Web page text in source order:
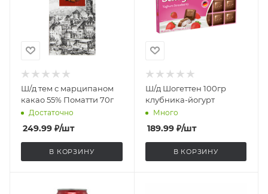
Ш/д тем с марципаном
какао 55% Поматти 70г
Достаточно
249.99 ₽/шт
В КОРЗИНУ
Ш/д Шогеттен 100гр
клубника-йогурт
Много
189.99₽/шт
В КОРЗИНУ